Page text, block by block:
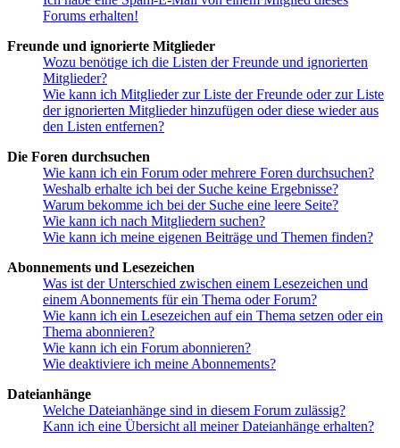
Forums erhalten!
Freunde und ignorierte Mitglieder
Wozu benötige ich die Listen der Freunde und ignorierten
Mitglieder?
Wie kann ich Mitglieder zur Liste der Freunde oder zur Liste
der ignorierten Mitglieder hinzufügen oder diese wieder aus
den Listen entfernen?
Die Foren durchsuchen
Wie kann ich ein Forum oder mehrere Foren durchsuchen?
Weshalb erhalte ich bei der Suche keine Ergebnisse?
Warum bekomme ich bei der Suche eine leere Seite?
Wie kann ich nach Mitgliedern suchen?
Wie kann ich meine eigenen Beiträge und Themen finden?
Abonnements und Lesezeichen
Was ist der Unterschied zwischen einem Lesezeichen und
einem Abonnements für ein Thema oder Forum?
Wie kann ich ein Lesezeichen auf ein Thema setzen oder ein
Thema abonnieren?
Wie kann ich ein Forum abonnieren?
Wie deaktiviere ich meine Abonnements?
Dateianhänge
Welche Dateianhänge sind in diesem Forum zulässig?
Kann ich eine Übersicht all meiner Dateianhänge erhalten?